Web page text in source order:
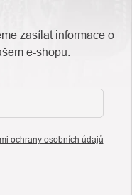
zasílat informace o
e-shopu.
ochrany osobních údajů